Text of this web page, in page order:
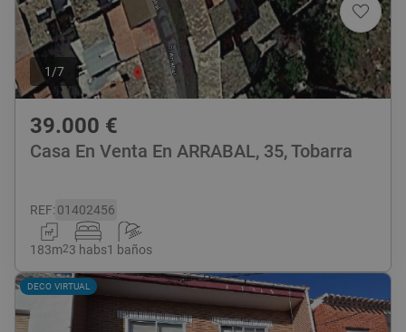
1 /7
39.000 €
Casa En Venta En ARRABAL, 35, Tobarra
REF:01402456
183m23 habs1 baños
DECO VIRTUAL